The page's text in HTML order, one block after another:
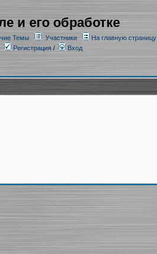
и его обработке
Темы Участники
На главную страницу
Регистрация/ Вход